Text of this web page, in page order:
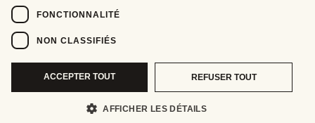
FONCTIONNALITÉ
NON CLASSIFIÉS
ACCEPTER TOUT REFUSER TOUT
AFFICHER LES DÉTAILS